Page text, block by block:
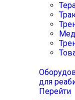
для
Перейти